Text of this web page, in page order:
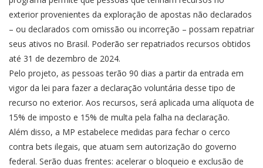
exterior provenientes da exploração de apostas não declarados
– ou declarados com omissão ou incorreção – possam repatriar
seus ativos no Brasil. Poderão ser repatriados recursos obtidos
até 31 de dezembro de 2024.
Pelo projeto, as pessoas terão 90 dias a partir da entrada em
vigor da lei para fazer a declaração voluntária desse tipo de
recurso no exterior. Aos recursos, será aplicada uma alíquota de
15% de imposto e 15% de multa pela falha na declaração.
Além disso, a MP estabelece medidas para fechar o cerco
contra bets ilegais, que atuam sem autorização do governo
federal. Serão duas frentes: acelerar o bloqueio e exclusão de